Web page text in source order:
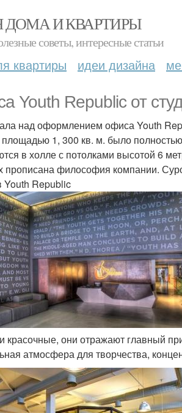
ДОМА И КВАРТИРЫ
советы, интересные статьи
квартиры идеи дизайна
Youth Republic от
над оформлением офиса Youth
1, 300 кв. м. было
в холле с потолками высотой 6
прописана философия компании.
Republic
они отражают главный
атмосфера для творчества,